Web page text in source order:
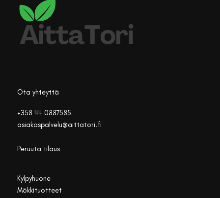
Ota yhteyttä
+358 44 0887585
asiakaspalvelu@aittatori.fi
Peruuta tilaus
Kylpyhuone
Mökkituotteet